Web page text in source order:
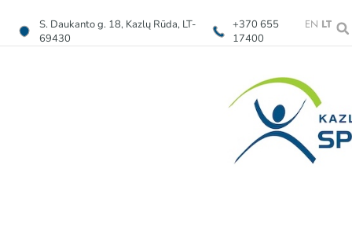
S. Daukanto g. 18, Kazlų Rūda, LT-
69430
+370 655
17400
EN LT